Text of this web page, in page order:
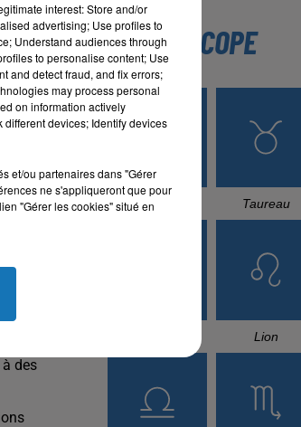
lancé
à
le
des
L'HOROSCOPE
Bélier Taureau
Lion
interest: Store and/or
advertising; Use profiles to
Understand audiences through
to personalise content; Use
and detect fraud, and fix errors;
may process personal
on information actively
devices; Identify devices
et/ou partenaires dans "Gérer
ne s'appliqueront que pour
"Gérer les cookies" situé en